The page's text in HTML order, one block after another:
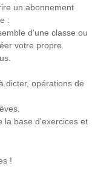
un abonnement
:
d'une classe ou
votre propre
dicter, opérations de
la base d'exercices et
!